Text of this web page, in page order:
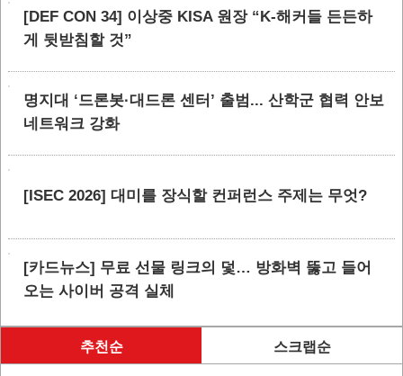
[DEF CON 34] 이상중 KISA 원장 “K-해커들 든든하
게 뒷받침할 것”
명지대 ‘드론봇·대드론 센터’ 출범... 산학군 협력 안보
네트워크 강화
[ISEC 2026] 대미를 장식할 컨퍼런스 주제는 무엇?
[카드뉴스] 무료 선물 링크의 덫… 방화벽 뚫고 들어
오는 사이버 공격 실체
추천순 스크랩순